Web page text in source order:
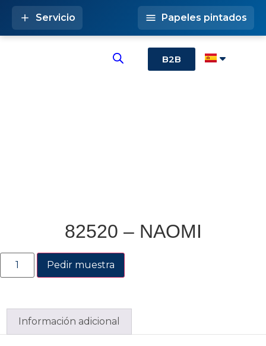
B2B
Servicio Papeles pintados
82520 – NAOMI
Pedir muestra
Información adicional